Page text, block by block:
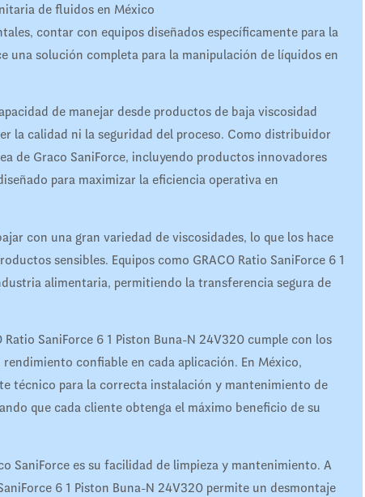
de fluidos en México
contar con equipos diseñados específicamente para la
una solución completa para la manipulación de líquidos en
de manejar desde productos de baja viscosidad
la calidad ni la seguridad del proceso. Como distribuidor
de Graco SaniForce, incluyendo productos innovadores
para maximizar la eficiencia operativa en
con una gran variedad de viscosidades, lo que los hace
sensibles. Equipos como GRACO Ratio SaniForce 6 1
alimentaria, permitiendo la transferencia segura de
SaniForce 6 1 Piston Buna-N 24V320 cumple con los
confiable en cada aplicación. En México,
técnico para la correcta instalación y mantenimiento de
que cada cliente obtenga el máximo beneficio de su
SaniForce es su facilidad de limpieza y mantenimiento. A
6 1 Piston Buna-N 24V320 permite un desmontaje